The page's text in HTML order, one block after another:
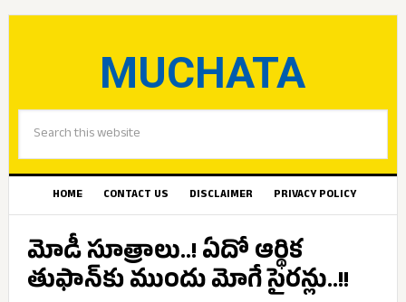
MUCHATA
HOME CONTACT US DISCLAIMER PRIVACY POLICY
మోడీ సూత్రాలు..! ఏదో ఆర్థిక
తుఫాన్‌కు ముందు మోగే సైరన్లు..!!